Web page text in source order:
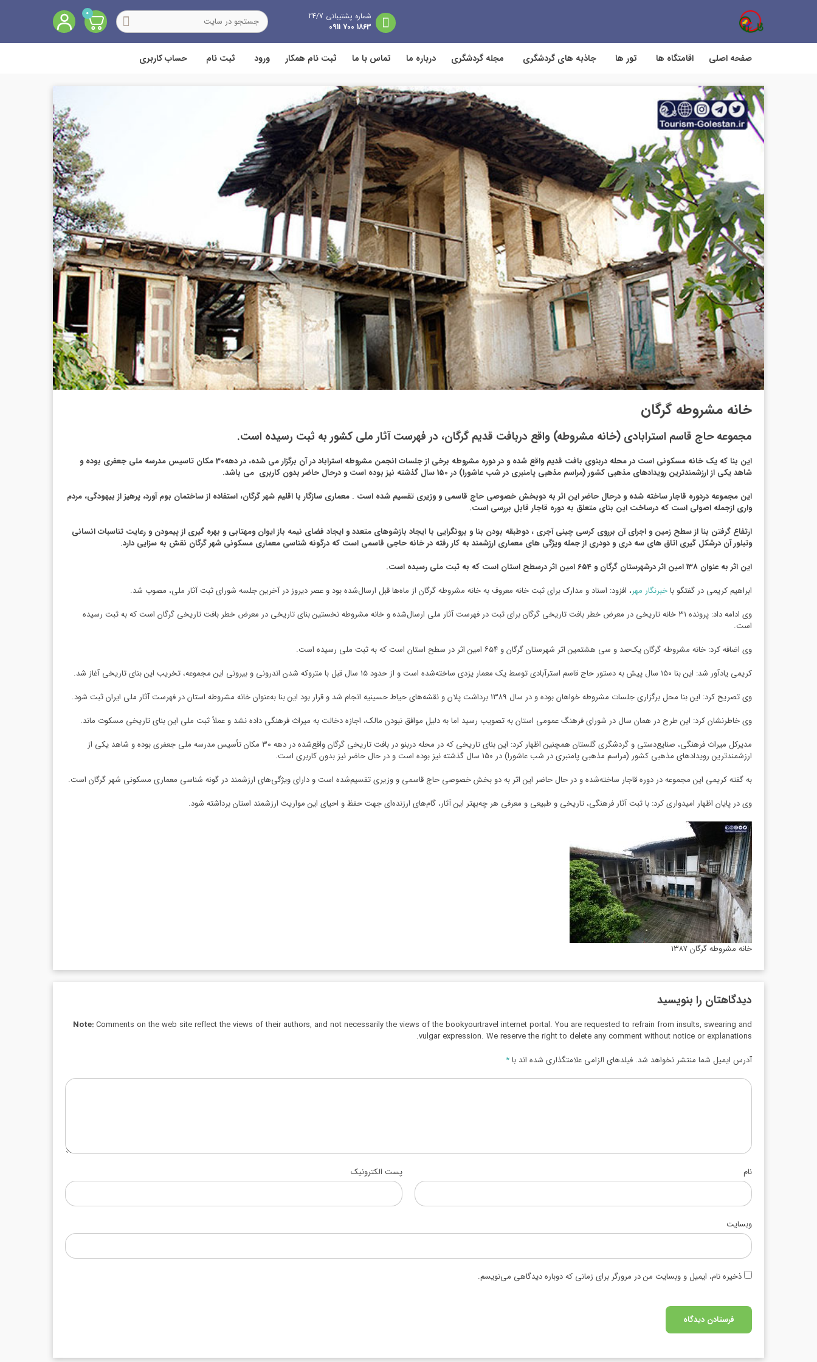
شماره پشتیبانی 24/7
1863 700 0911
0
صفحه اصلی اقامتگاه ها تور ها جاذبه های گردشگری مجله گردشگری درباره ما تماس با ما ثبت نام همکار ورود ثبت نام حساب کاربری
خانه مشروطه گرگان
مجموعه حاج قاسم استرابادی (خانه مشروطه) واقع دربافت قدیم گرگان، در فهرست آثار ملی کشور به ثبت رسیده است.
این بنا که یک خانه مسکونی است در محله دربنوی بافت قدیم واقع شده و در دوره مشروطه برخی از جلسات انجمن مشروطه استراباد در آن برگزار می شده، در دهه30 مکان تاسیس مدرسه ملی جعفری بوده و
شاهد یکی از ارزشمندترین رویدادهای مذهبی کشور (مراسم مذهبی پامنبری در شب عاشورا) در 150 سال گذشته نیز بوده است و درحال حاضر بدون کاربری می باشد.
این مجموعه دردوره قاجار ساخته شده و درحال حاضر این اثر به دوبخش خصوصی حاج قاسمی و وزیری تقسیم شده است . معماری سازگار با اقلیم شهر گرگان، استفاده از ساختمان بوم آورد، پرهیز از بیهودگی، مردم
واری ازجمله اصولی است که درساخت این بنای متعلق به دوره قاجار قابل بررسی است.
ارتفاع گرفتن بنا از سطح زمین و اجرای آن برروی کرسی چینی آجری ، دوطبقه بودن بنا و برونگرایی با ایجاد بازشوهای متعدد و ایجاد فضای نیمه باز ایوان ومهتابی و بهره گیری از پیمودن و رعایت تناسبات انسانی
وتبلور آن درشکل گیری اتاق های سه دری و دودری از جمله ویژگی های معماری ارزشمند به کار رفته در خانه حاجی قاسمی است که درگونه شناسی معماری مسکونی شهر گرگان نقش به سزایی دارد.
این اثر به عنوان 138 امین اثر درشهرستان گرگان و 654 امین اثر درسطح استان است که به ثبت ملی رسیده است.
ابراهیم کریمی در گفتگو باخبرنگار مهر، افزود: اسناد و مدارک برای ثبت خانه معروف به خانه مشروطه گرگان از ماه‌ها قبل ارسال‌شده بود و عصر دیروز در آخرین جلسه شورای ثبت آثار ملی، مصوب شد.
وی ادامه داد: پرونده ۳۱ خانه تاریخی در معرض خطر بافت تاریخی گرگان برای ثبت در فهرست آثار ملی ارسال‌شده و خانه مشروطه نخستین بنای تاریخی در معرض خطر بافت تاریخی گرگان است که به ثبت رسیده
است.
وی اضافه کرد: خانه مشروطه گرگان یک‌صد و سی هشتمین اثر شهرستان گرگان و ۶۵۴ امین اثر در سطح استان است که به ثبت ملی رسیده است.
کریمی یادآور شد: این بنا ۱۵۰ سال پیش به دستور حاج قاسم استرآبادی توسط یک معمار یزدی ساخته‌شده است و از حدود ۱۵ سال قبل با متروکه شدن اندرونی و بیرونی این مجموعه، تخریب این بنای تاریخی آغاز شد.
وی تصریح کرد: این بنا محل برگزاری جلسات مشروطه خواهان بوده و در سال ۱۳۸۹ برداشت پلان و نقشه‌های حیاط حسینیه انجام شد و قرار بود این بنا به‌عنوان خانه مشروطه استان در فهرست آثار ملی ایران ثبت شود.
وی خاطرنشان کرد: این طرح در همان سال در شورای فرهنگ عمومی استان به تصویب رسید اما به دلیل موافق نبودن مالک، اجازه دخالت به میراث فرهنگی داده نشد و عملاً ثبت ملی این بنای تاریخی مسکوت ماند.
مدیرکل میراث فرهنگی، صنایع‌دستی و گردشگری گلستان همچنین اظهار کرد: این بنای تاریخی که در محله دربنو در بافت تاریخی گرگان واقع‌شده در دهه ۳۰ مکان تأسیس مدرسه ملی جعفری بوده و شاهد یکی از
ارزشمندترین رویدادهای مذهبی کشور (مراسم مذهبی پامنبری در شب عاشورا) در ۱۵۰ سال گذشته نیز بوده است و در حال حاضر نیز بدون کاربری است.
به گفته کریمی این مجموعه در دوره قاجار ساخته‌شده و در حال حاضر این اثر به دو بخش خصوصی حاج قاسمی و وزیری تقسیم‌شده است و دارای ویژگی‌های ارزشمند در گونه شناسی معماری مسکونی شهر گرگان است.
وی در پایان اظهار امیدواری کرد: با ثبت آثار فرهنگی، تاریخی و طبیعی و معرفی هر چه‌بهتر این آثار، گام‌های ارزنده‌ای جهت حفظ و احیای این مواریث ارزشمند استان برداشته شود.
خانه مشروطه گرگان ۱۳۸۷
دیدگاهتان را بنویسید
Note:Comments on the web site reflect the views of their authors, and not necessarily the views of the bookyourtravel internet portal. You are requested to refrain from insults, swearing and
vulgar expression. We reserve the right to delete any comment without notice or explanations.
آدرس ایمیل شما منتشر نخواهد شد. فیلدهای الزامی علامتگذاری شده اند با*
نام پست الکترونیک
وبسایت
ذخیره نام، ایمیل و وبسایت من در مرورگر برای زمانی که دوباره دیدگاهی می‌نویسم.